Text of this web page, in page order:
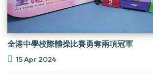
全港中學校際體操比賽勇奪兩項冠軍
15 Apr 2024